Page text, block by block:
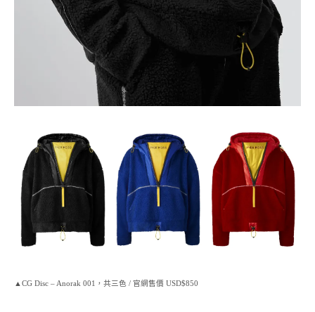
▲CG Disc – Anorak 001，共三色 / 官網售價 USD$850